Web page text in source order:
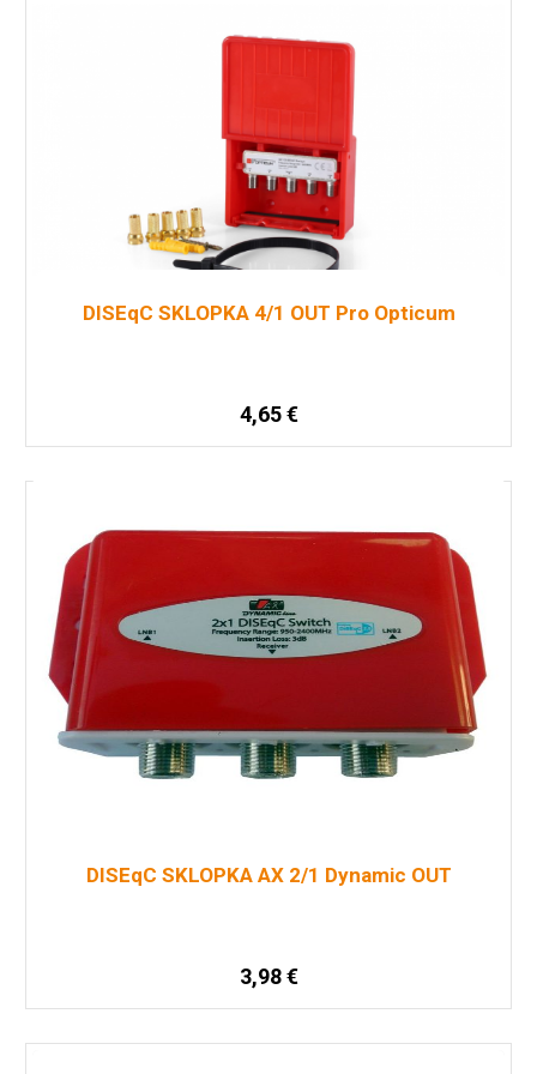
DISEqC SKLOPKA 4/1 OUT Pro Opticum
4,65€
Dodaj u košaricu
DISEqC SKLOPKA AX 2/1 Dynamic OUT
3,98€
Dodaj u košaricu